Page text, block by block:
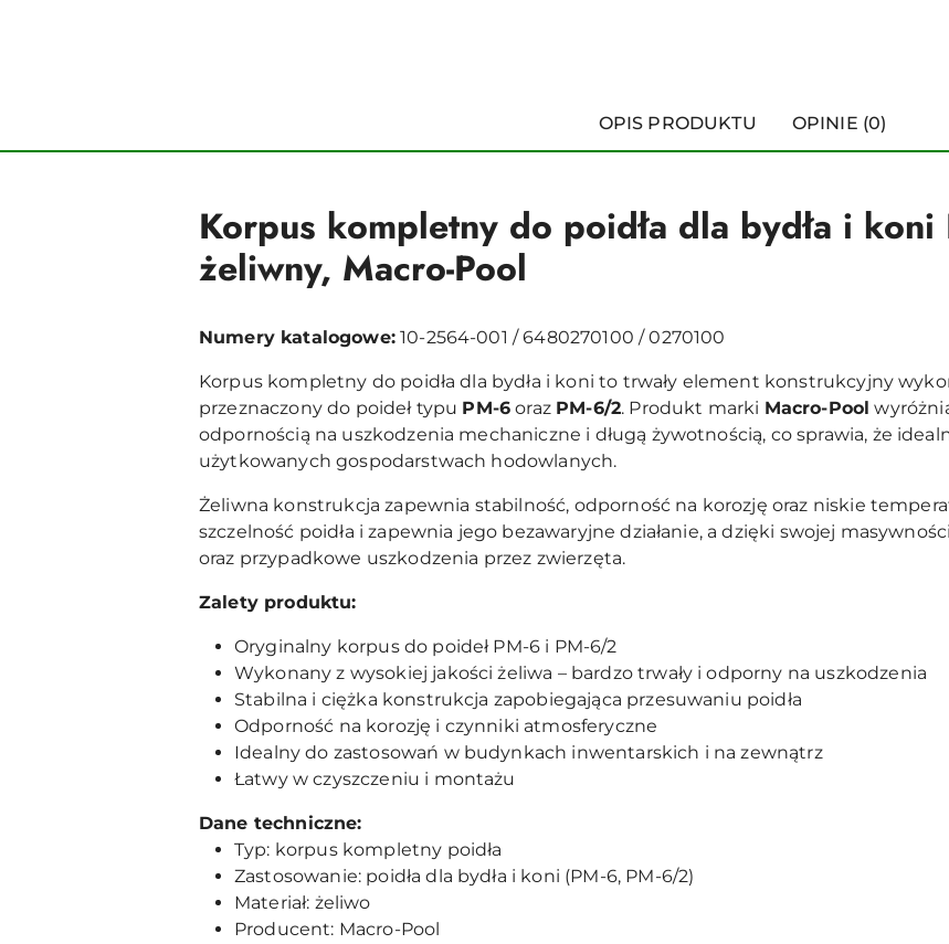
OPIS PRODUKTU OPINIE (0)
Korpus kompletny do poidła dla bydła i
żeliwny, Macro-Pool
Numery katalogowe:10-2564-001 / 6480270100 / 0270100
Korpus kompletny do poidła dla bydła i koni to trwały element konstrukcyjny
przeznaczony do poideł typu PM-6 oraz PM-6/2. Produkt marki Macro-Pool
odpornością na uszkodzenia mechaniczne i długą żywotnością, co sprawia, że
użytkowanych gospodarstwach hodowlanych.
Żeliwna konstrukcja zapewnia stabilność, odporność na korozję oraz niskie
szczelność poidła i zapewnia jego bezawaryjne działanie, a dzięki swojej
oraz przypadkowe uszkodzenia przez zwierzęta.
Zalety produktu:
Oryginalny korpus do poideł PM-6 i PM-6/2
Wykonany z wysokiej jakości żeliwa – bardzo trwały i odporny na uszkodzenia
Stabilna i ciężka konstrukcja zapobiegająca przesuwaniu poidła
Odporność na korozję i czynniki atmosferyczne
Idealny do zastosowań w budynkach inwentarskich i na zewnątrz
Łatwy w czyszczeniu i montażu
Dane techniczne:
Typ: korpus kompletny poidła
Zastosowanie: poidła dla bydła i koni (PM-6, PM-6/2)
Materiał: żeliwo
Producent: Macro-Pool